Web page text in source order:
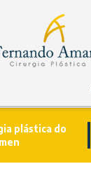
plástica do